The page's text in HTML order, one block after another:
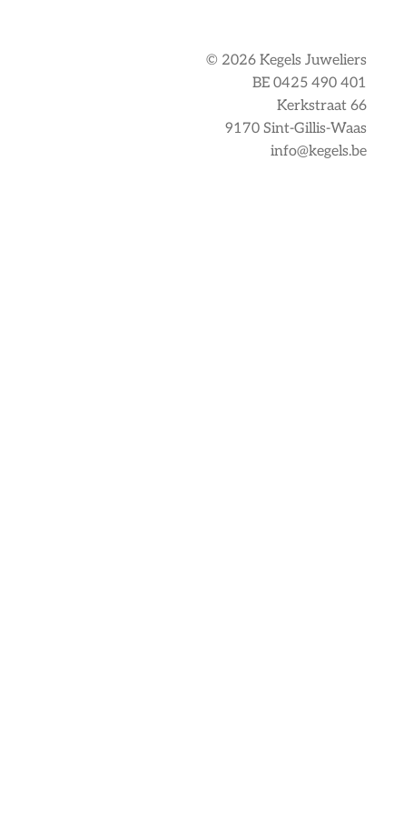
© 2026 Kegels Juweliers
BE 0425 490 401
Kerkstraat 66
9170 Sint-Gillis-Waas
info@kegels.be